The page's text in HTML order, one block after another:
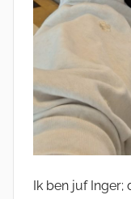
Ik ben juf Inger;